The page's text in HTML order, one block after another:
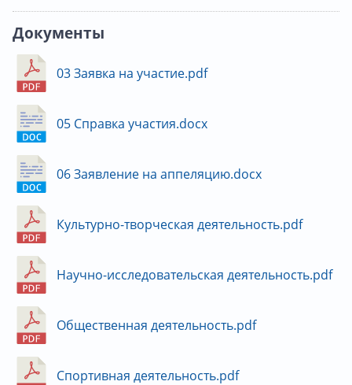
Документы
03 Заявка на участие.pdf
05 Справка участия.docx
06 Заявление на аппеляцию.docx
Культурно-творческая деятельность.pdf
Научно-исследовательская деятельность.pdf
Общественная деятельность.pdf
Спортивная деятельность.pdf